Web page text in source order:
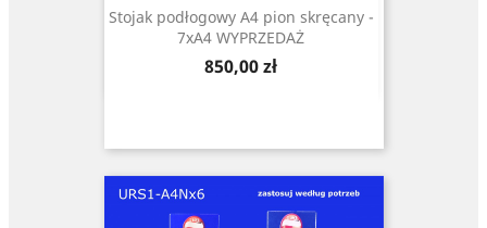
Stojak podłogowy A4 pion skręcany -
7xA4 WYPRZEDAŻ
Cena
850,00 zł